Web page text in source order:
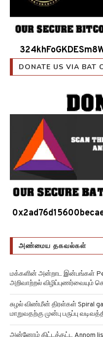
DONATE US VIA BAT
அண்மைய தகவல்கள்
மக்களின் அன்றாட இன்பங்கள்
அறிவாற்றல் விழிப்புணர்வையும்
சுழல் விண்மீன் திரள்கள் Spiral
மாறுவதற்கு முன்பு பருப்பு
அன்னோம் கிட்டத்தட்ட Annom